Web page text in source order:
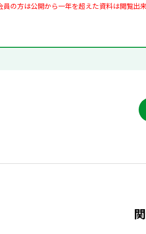
員の方は公開から一年を超えた資料は閲覧出来